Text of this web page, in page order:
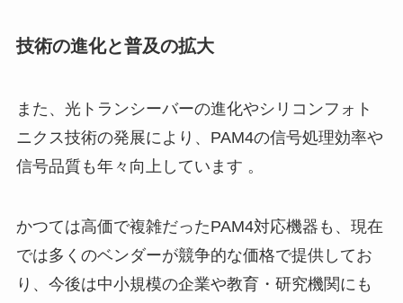
技術の進化と普及の拡大
また、光トランシーバーの進化やシリコンフォト
ニクス技術の発展により、PAM4の信号処理効率や
信号品質も年々向上しています 。
かつては高価で複雑だったPAM4対応機器も、現在
では多くのベンダーが競争的な価格で提供してお
り、今後は中小規模の企業や教育・研究機関にも